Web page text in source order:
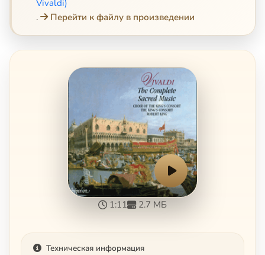
Vivaldi)
.
Перейти к файлу в произведении
1:11 2.7 МБ
Техническая информация